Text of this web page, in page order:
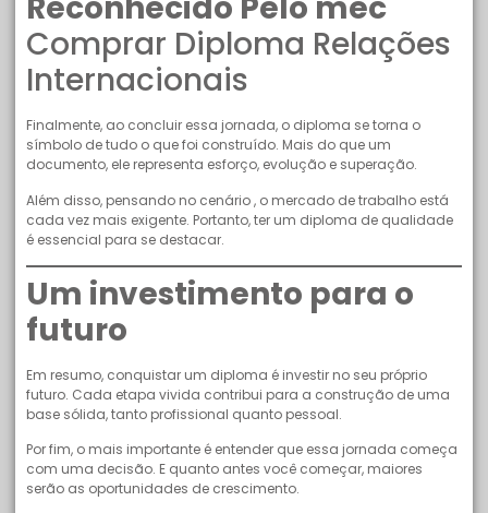
Comprar Diploma Relações
Internacionais
Finalmente, ao concluir essa jornada, o diploma se torna o
símbolo de tudo o que foi construído. Mais do que um
documento, ele representa esforço, evolução e superação.
Além disso, pensando no cenário , o mercado de trabalho está
cada vez mais exigente. Portanto, ter um diploma de qualidade
é essencial para se destacar.
Um investimento para o
futuro
Em resumo, conquistar um diploma é investir no seu próprio
futuro. Cada etapa vivida contribui para a construção de uma
base sólida, tanto profissional quanto pessoal.
Por fim, o mais importante é entender que essa jornada começa
com uma decisão. E quanto antes você começar, maiores
serão as oportunidades de crescimento.